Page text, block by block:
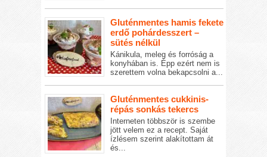
Gluténmentes hamis fekete
erdő pohárdesszert –
sütés nélkül
Kánikula, meleg és forróság a
konyhában is. Épp ezért nem is
szerettem volna bekapcsolni a...
Gluténmentes cukkinis-
répás sonkás tekercs
Interneten többször is szembe
jött velem ez a recept. Saját
ízlésem szerint alakítottam át
és...